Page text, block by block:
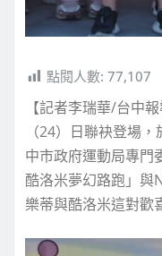
點閱人數: 77,107
【記者李瑞華/台中
（24）日聯袂登場
中市政府運動局專門
酷洛米夢幻路跑」與
樂蒂與酷洛米這對歡